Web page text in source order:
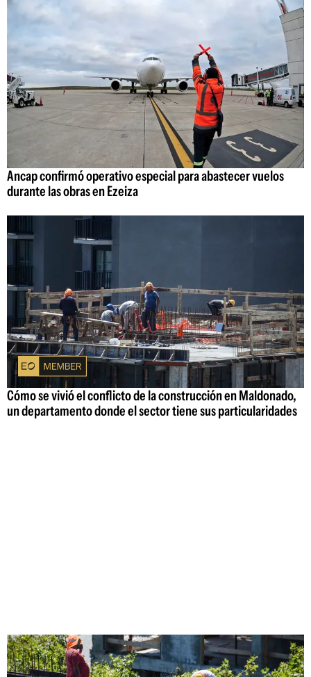
Ancap confirmó operativo especial para abastecer vuelos
durante las obras en Ezeiza
Cómo se vivió el conflicto de la construcción en Maldonado,
un departamento donde el sector tiene sus particularidades